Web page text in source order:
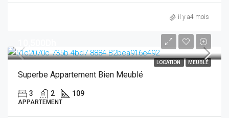
il y a4 mois
LOCATION MEUBLÉ
Superbe Appartement Bien Meublé
3 2 109
APPARTEMENT